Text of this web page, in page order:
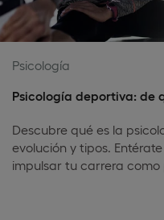
Psicología
Psicología deportiva: de
Descubre qué es la
evolución y tipos.
impulsar tu carrera